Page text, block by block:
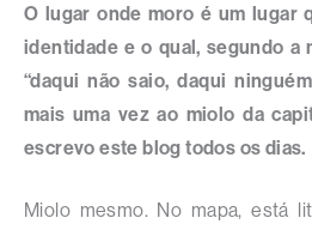
O lugar onde moro é um lugar
identidade e o qual, segundo a
“daqui não saio, daqui
mais uma vez ao miolo da
escrevo este blog todos os dias.
Miolo mesmo. No mapa, está